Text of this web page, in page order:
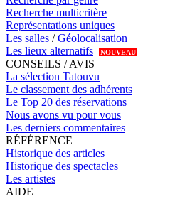
Recherche multicritère
Représentations uniques
Les salles /Géolocalisation
Les lieux alternatifs
NOUVEAU
CONSEILS / AVIS
La sélection Tatouvu
Le classement des adhérents
Le Top 20 des réservations
Nous avons vu pour vous
Les derniers commentaires
RÉFÉRENCE
Historique des articles
Historique des spectacles
Les artistes
AIDE